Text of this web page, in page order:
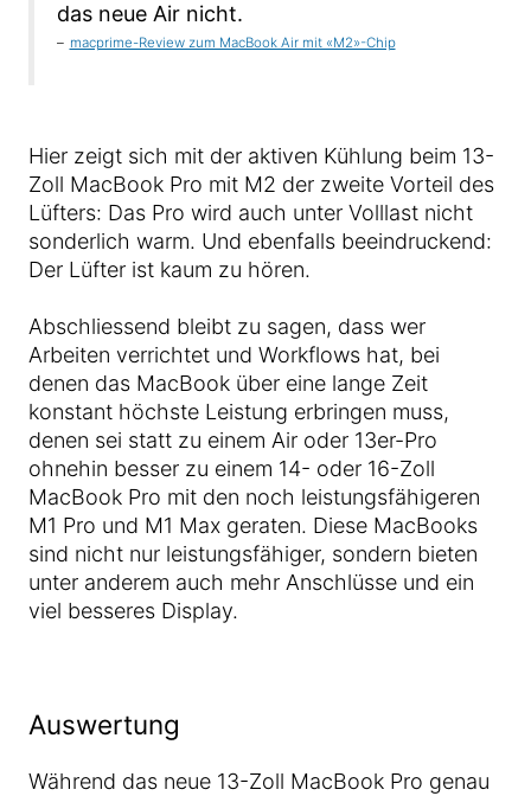
das neue Air nicht.
macprime-Review zum MacBook Air mit «M2»-Chip
Hier zeigt sich mit der aktiven Kühlung beim 13-
Zoll MacBook Pro mit M2 der zweite Vorteil des
Lüfters: Das Pro wird auch unter Volllast nicht
sonderlich warm. Und ebenfalls beeindruckend:
Der Lüfter ist kaum zu hören.
Abschliessend bleibt zu sagen, dass wer
Arbeiten verrichtet und Workflows hat, bei
denen das MacBook über eine lange Zeit
konstant höchste Leistung erbringen muss,
denen sei statt zu einem Air oder 13er-Pro
ohnehin besser zu einem 14- oder 16-Zoll
MacBook Pro mit den noch leistungsfähigeren
M1 Pro und M1 Max geraten. Diese MacBooks
sind nicht nur leistungsfähiger, sondern bieten
unter anderem auch mehr Anschlüsse und ein
viel besseres Display.
Auswertung
Während das neue 13-Zoll MacBook Pro genau